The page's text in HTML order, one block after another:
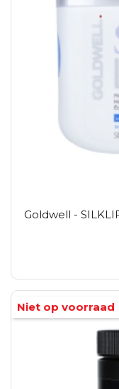
Goldwell -
Niet op voorraad